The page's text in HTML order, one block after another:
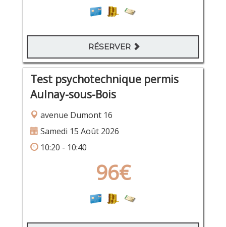
RÉSERVER
Test psychotechnique permis
Aulnay-sous-Bois
avenue Dumont 16
Samedi 15 Août 2026
10:20 - 10:40
96€